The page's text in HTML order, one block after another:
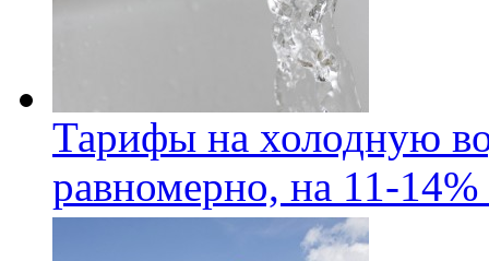
Тарифы на холодную
равномерно, на 11-14%